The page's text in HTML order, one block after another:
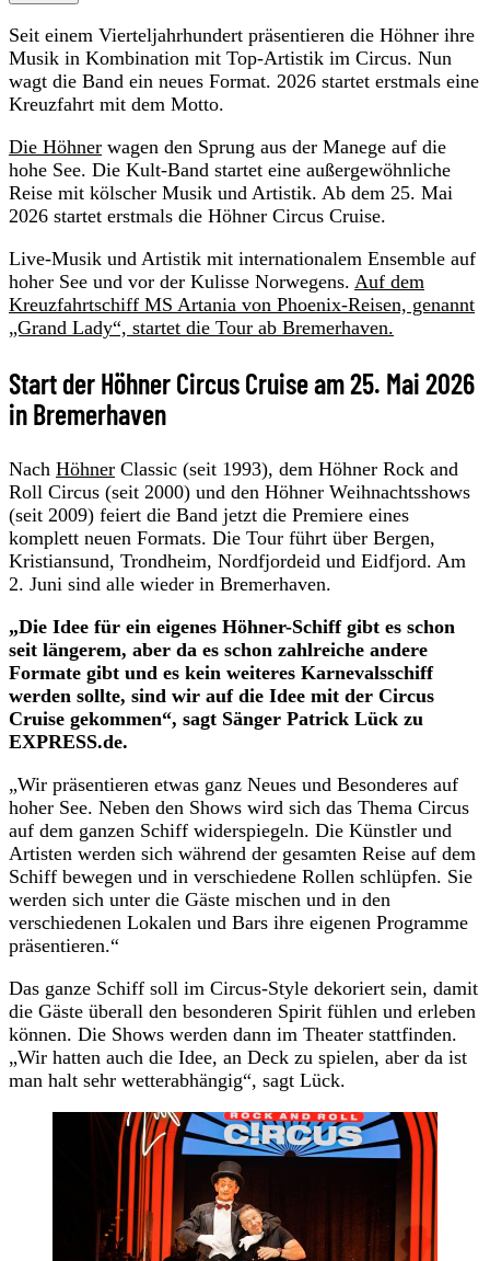
Seit einem Vierteljahrhundert präsentieren die Höhner ihre
Musik in Kombination mit Top-Artistik im Circus. Nun
wagt die Band ein neues Format. 2026 startet erstmals eine
Kreuzfahrt mit dem Motto.
Die Höhner wagen den Sprung aus der Manege auf die
hohe See. Die Kult-Band startet eine außergewöhnliche
Reise mit kölscher Musik und Artistik. Ab dem 25. Mai
2026 startet erstmals die Höhner Circus Cruise.
Live-Musik und Artistik mit internationalem Ensemble auf
hoher See und vor der Kulisse Norwegens. Auf dem
Kreuzfahrtschiff MS Artania von Phoenix-Reisen, genannt
„Grand Lady“, startet die Tour ab Bremerhaven.
Start der Höhner Circus Cruise am 25. Mai 2026
in Bremerhaven
Nach Höhner Classic (seit 1993), dem Höhner Rock and
Roll Circus (seit 2000) und den Höhner Weihnachtsshows
(seit 2009) feiert die Band jetzt die Premiere eines
komplett neuen Formats. Die Tour führt über Bergen,
Kristiansund, Trondheim, Nordfjordeid und Eidfjord. Am
2. Juni sind alle wieder in Bremerhaven.
„Die Idee für ein eigenes Höhner-Schiff gibt es schon
seit längerem, aber da es schon zahlreiche andere
Formate gibt und es kein weiteres Karnevalsschiff
werden sollte, sind wir auf die Idee mit der Circus
Cruise gekommen“, sagt Sänger Patrick Lück zu
EXPRESS.de.
„Wir präsentieren etwas ganz Neues und Besonderes auf
hoher See. Neben den Shows wird sich das Thema Circus
auf dem ganzen Schiff widerspiegeln. Die Künstler und
Artisten werden sich während der gesamten Reise auf dem
Schiff bewegen und in verschiedene Rollen schlüpfen. Sie
werden sich unter die Gäste mischen und in den
verschiedenen Lokalen und Bars ihre eigenen Programme
präsentieren.“
Das ganze Schiff soll im Circus-Style dekoriert sein, damit
die Gäste überall den besonderen Spirit fühlen und erleben
können. Die Shows werden dann im Theater stattfinden.
„Wir hatten auch die Idee, an Deck zu spielen, aber da ist
man halt sehr wetterabhängig“, sagt Lück.